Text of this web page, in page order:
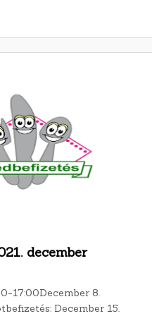
december
17:00December 8.
December 15.